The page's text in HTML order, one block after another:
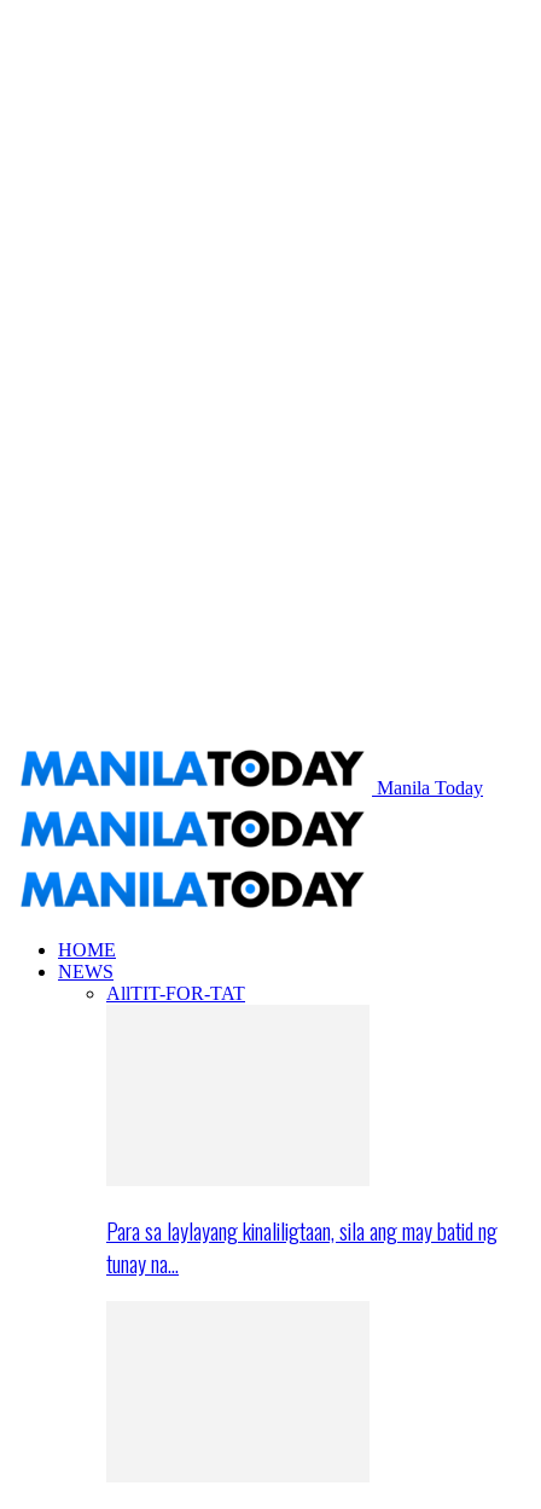
Manila Today
HOME
NEWS
AllTIT-FOR-TAT
Para sa laylayang kinaliligtaan, sila ang may batid ng
tunay na…